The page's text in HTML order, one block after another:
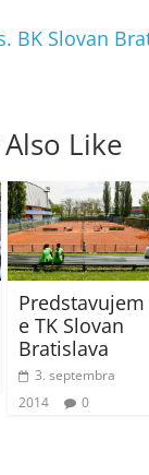
BK Slovan
Like
Predstavujem
e TK Slovan
Bratislava
3. septembra
2014
0